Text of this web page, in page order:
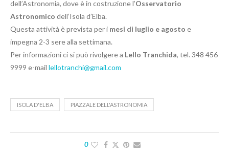
dell’Astronomia, dove è in costruzione l’Osservatorio
Astronomico dell’Isola d’Elba.
Questa attività è prevista per i mesi di luglio e agosto e
impegna 2-3 sere alla settimana.
Per informazioni ci si può rivolgere a Lello Tranchida, tel. 348 456
9999 e-mail lellotranchi@gmail.com
ISOLA D'ELBA PIAZZALE DELL'ASTRONOMIA
0